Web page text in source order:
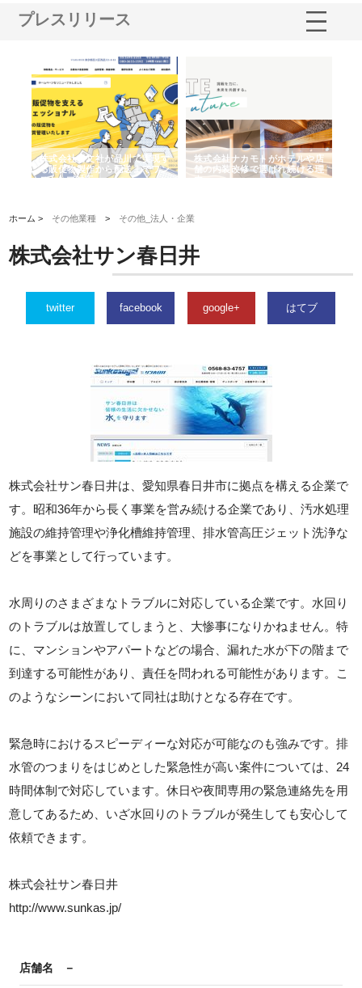
プレスリリース
株式会社耕文社が品川で実現す
る販促物製作から配送までワン
ストップ対応
株式会社ナカモトがホテルや店
舗の内装改修で選ばれ続ける理
由
ホーム > その他業種 > その他_法人・企業
株式会社サン春日井
twitter facebook google+ はてブ
株式会社サン春日井は、愛知県春日井市に拠点を構える企業で
す。昭和36年から長く事業を営み続ける企業であり、汚水処理
施設の維持管理や浄化槽維持管理、排水管高圧ジェット洗浄な
どを事業として行っています。
水周りのさまざまなトラブルに対応している企業です。水回り
のトラブルは放置してしまうと、大惨事になりかねません。特
に、マンションやアパートなどの場合、漏れた水が下の階まで
到達する可能性があり、責任を問われる可能性があります。こ
のようなシーンにおいて同社は助けとなる存在です。
緊急時におけるスピーディーな対応が可能なのも強みです。排
水管のつまりをはじめとした緊急性が高い案件については、24
時間体制で対応しています。休日や夜間専用の緊急連絡先を用
意してあるため、いざ水回りのトラブルが発生しても安心して
依頼できます。
株式会社サン春日井
http://www.sunkas.jp/
店舗名 －